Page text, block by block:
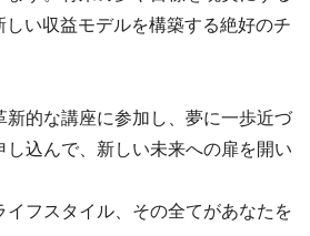
い収益モデルを構築する絶好のチ
新的な講座に参加し、夢に一歩近づ
し込んで、新しい未来への扉を開い
イフスタイル、その全てがあなたを